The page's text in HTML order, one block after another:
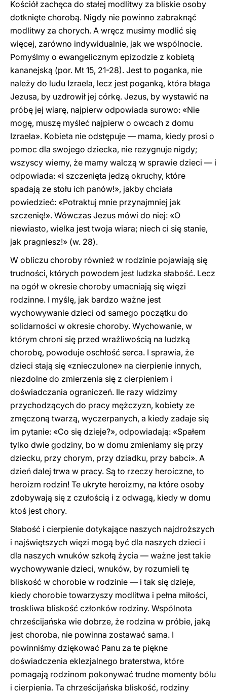
Kościół zachęca do stałej modlitwy za bliskie osoby
dotknięte chorobą. Nigdy nie powinno zabraknąć
modlitwy za chorych. A wręcz musimy modlić się
więcej, zarówno indywidualnie, jak we wspólnocie.
Pomyślmy o ewangelicznym epizodzie z kobietą
kananejską (por. Mt 15, 21-28). Jest to poganka, nie
należy do ludu Izraela, lecz jest poganką, która błaga
Jezusa, by uzdrowił jej córkę. Jezus, by wystawić na
próbę jej wiarę, najpierw odpowiada surowo: «Nie
mogę, muszę myśleć najpierw o owcach z domu
Izraela». Kobieta nie odstępuje — mama, kiedy prosi o
pomoc dla swojego dziecka, nie rezygnuje nigdy;
wszyscy wiemy, że mamy walczą w sprawie dzieci — i
odpowiada: «i szczenięta jedzą okruchy, które
spadają ze stołu ich panów!», jakby chciała
powiedzieć: «Potraktuj mnie przynajmniej jak
szczenię!». Wówczas Jezus mówi do niej: «O
niewiasto, wielka jest twoja wiara; niech ci się stanie,
jak pragniesz!» (w. 28).
W obliczu choroby również w rodzinie pojawiają się
trudności, których powodem jest ludzka słabość. Lecz
na ogół w okresie choroby umacniają się więzi
rodzinne. I myślę, jak bardzo ważne jest
wychowywanie dzieci od samego początku do
solidarności w okresie choroby. Wychowanie, w
którym chroni się przed wrażliwością na ludzką
chorobę, powoduje oschłość serca. I sprawia, że
dzieci stają się «znieczulone» na cierpienie innych,
niezdolne do zmierzenia się z cierpieniem i
doświadczania ograniczeń. Ile razy widzimy
przychodzących do pracy mężczyzn, kobiety ze
zmęczoną twarzą, wyczerpanych, a kiedy zadaje się
im pytanie: «Co się dzieje?», odpowiadają: «Spałem
tylko dwie godziny, bo w domu zmieniamy się przy
dziecku, przy chorym, przy dziadku, przy babci». A
dzień dalej trwa w pracy. Są to rzeczy heroiczne, to
heroizm rodzin! Te ukryte heroizmy, na które osoby
zdobywają się z czułością i z odwagą, kiedy w domu
ktoś jest chory.
Słabość i cierpienie dotykające naszych najdroższych
i najświętszych więzi mogą być dla naszych dzieci i
dla naszych wnuków szkołą życia — ważne jest takie
wychowywanie dzieci, wnuków, by rozumieli tę
bliskość w chorobie w rodzinie — i tak się dzieje,
kiedy chorobie towarzyszy modlitwa i pełna miłości,
troskliwa bliskość członków rodziny. Wspólnota
chrześcijańska wie dobrze, że rodzina w próbie, jaką
jest choroba, nie powinna zostawać sama. I
powinniśmy dziękować Panu za te piękne
doświadczenia eklezjalnego braterstwa, które
pomagają rodzinom pokonywać trudne momenty bólu
i cierpienia. Ta chrześcijańska bliskość, rodziny